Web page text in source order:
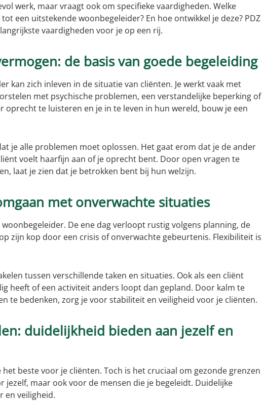
werk, maar vraagt ook om specifieke vaardigheden. Welke
een uitstekende woonbegeleider? En hoe ontwikkel je deze? PDZ
vaardigheden voor je op een rij.
de basis van goede begeleiding
kan zich inleven in de situatie van cliënten. Je werkt vaak met
met psychische problemen, een verstandelijke beperking of
oprecht te luisteren en je in te leven in hun wereld, bouw je een
je alle problemen moet oplossen. Het gaat erom dat je de ander
voelt haarfijn aan of je oprecht bent. Door open vragen te
laat je zien dat je betrokken bent bij hun welzijn.
met onverwachte situaties
woonbegeleider. De ene dag verloopt rustig volgens planning, de
zijn kop door een crisis of onverwachte gebeurtenis. Flexibiliteit is
tussen verschillende taken en situaties. Ook als een cliënt
heeft of een activiteit anders loopt dan gepland. Door kalm te
te bedenken, zorg je voor stabiliteit en veiligheid voor je cliënten.
duidelijkheid bieden aan jezelf en
beste voor je cliënten. Toch is het cruciaal om gezonde grenzen
jezelf, maar ook voor de mensen die je begeleidt. Duidelijke
en veiligheid.